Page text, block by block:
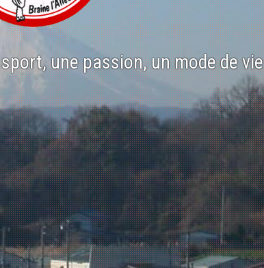
une passion, un mode de vie